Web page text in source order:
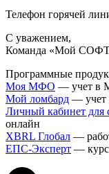
Телефон горячей
С уважением,
Команда «Мой
Программные
Моя МФО — учет
Мой ломбард — учет
Личный кабинет для
онлайн
XBRL Глобал —
ЕПС-Эксперт —